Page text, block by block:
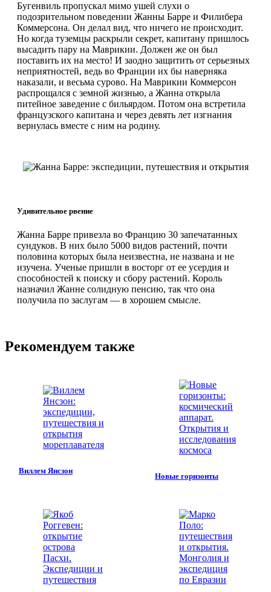
Бугенвиль пропускал мимо ушей слухи о
подозрительном поведении Жанны Барре и Филибера
Коммерсона. Он делал вид, что ничего не происходит.
Но когда туземцы раскрыли секрет, капитану пришлось
высадить пару на Маврикии. Должен же он был
поставить их на место! И заодно защитить от серьезных
неприятностей, ведь во Франции их бы наверняка
наказали, и весьма сурово. На Маврикии Коммерсон
распрощался с земной жизнью, а Жанна открыла
питейное заведение с бильярдом. Потом она встретила
французского капитана и через девять лет изгнания
вернулась вместе с ним на родину.
Удивительное рвение
Жанна Барре привезла во Францию 30 запечатанных
сундуков. В них было 5000 видов растений, почти
половина которых была неизвестна, не названа и не
изучена. Ученые пришли в восторг от ее усердия и
способностей к поиску и сбору растений. Король
назначил Жанне солидную пенсию, так что она
получила по заслугам — в хорошем смысле.
Рекомендуем также
Виллем Янсзон
Новые горизонты